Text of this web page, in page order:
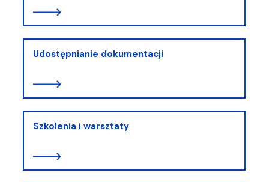
Udostępnianie dokumentacji
Szkolenia i warsztaty